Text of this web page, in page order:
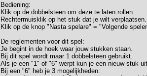
Bediening:
Klik op de dobbelsteen om deze te laten rollen.
Rechtermuisklik op het stuk dat je wilt verplaatsen.
Klik op de knop "Nasta spelare" = "Volgende
De reglementen voor dit spel:
Je begint in de hoek waar jouw stukken staan.
Bij dit spel wordt maar 1 dobbelsteen gebruikt.
Als je een "1" of "6" werpt kun je een nieuw stuk
Bij een "6" heb je 3 mogelijkheden: